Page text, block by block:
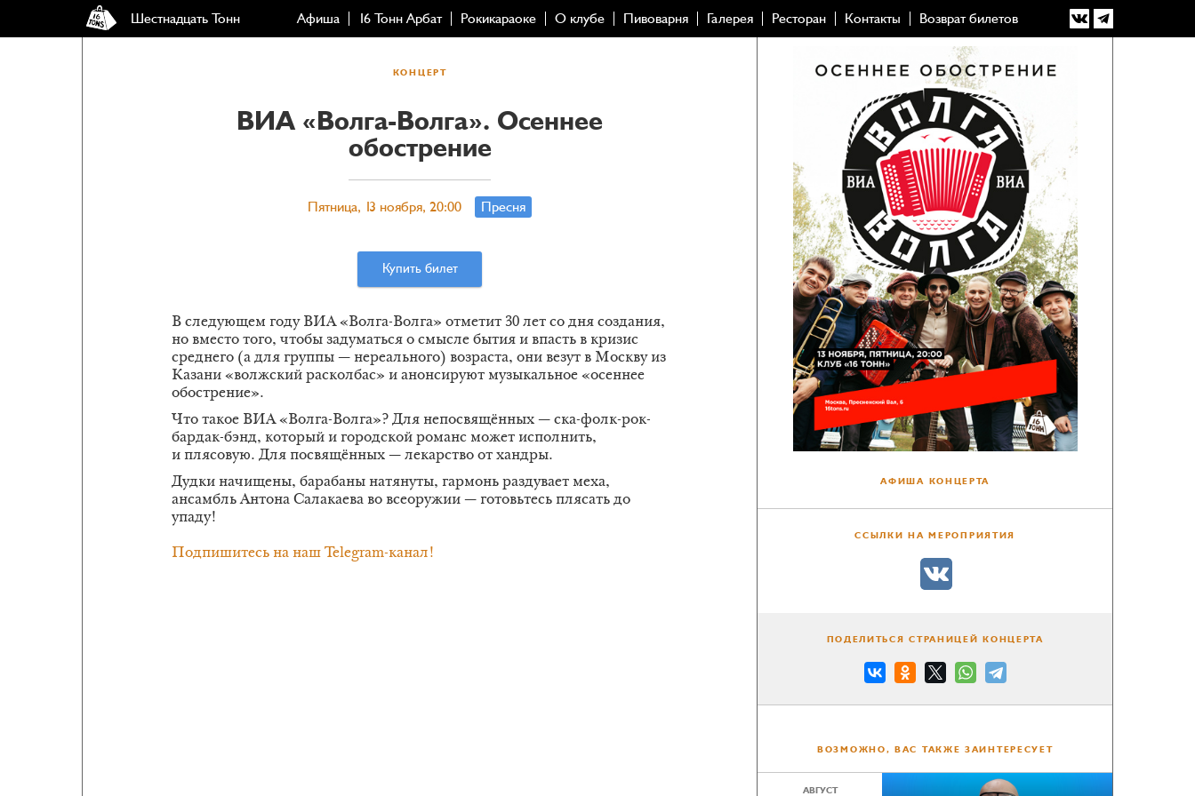
Шестнадцать Тонн Афиша 16 Тонн Арбат Рокикараоке О клубе Пивоварня Галерея Ресторан Контакты Возврат билетов
КОНЦЕРТ
ВИА «Волга-Волга». Осеннее
обострение
Пятница, 13 ноября, 20:00 Пресня
Купить билет
В следующем году ВИА «Волга-Волга» отметит 30 лет со дня создания,
но вместо того, чтобы задуматься о смысле бытия и впасть в кризис
среднего (а для группы — нереального) возраста, они везут в Москву из
Казани «волжский расколбас» и анонсируют музыкальное «осеннее
обострение».
Что такое ВИА «Волга-Волга»? Для непосвящённых — ска-фолк-рок-
бардак-бэнд, который и городской романс может исполнить,
и плясовую. Для посвящённых — лекарство от хандры.
Дудки начищены, барабаны натянуты, гармонь раздувает меха,
ансамбль Антона Салакаева во всеоружии — готовьтесь плясать до
упаду!
Подпишитесь на наш Telegram-канал!
АФИША КОНЦЕРТА
ССЫЛКИ НА МЕРОПРИЯТИЯ
ПОДЕЛИТЬСЯ СТРАНИЦЕЙ КОНЦЕРТА
ВОЗМОЖНО, ВАС ТАКЖЕ ЗАИНТЕРЕСУЕТ
АВГУСТ